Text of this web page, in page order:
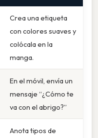
Crea una etiqueta
con colores suaves y
colócala en la
manga.
En el móvil, envía un
mensaje “¿Cómo te
va con el abrigo?”
Anota tipos de